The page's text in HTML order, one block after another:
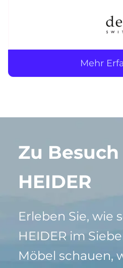
Mehr
Zu
HEIDER
Erleben Sie, wie
HEIDER im
Möbel schauen,